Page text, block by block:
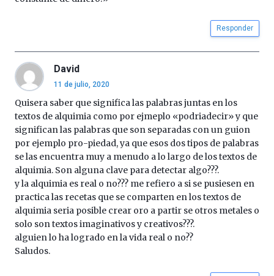
Responder
David
11 de julio, 2020
Quisera saber que significa las palabras juntas en los
textos de alquimia como por ejmeplo «podriadecir» y que
significan las palabras que son separadas con un guion
por ejemplo pro-piedad, ya que esos dos tipos de palabras
se las encuentra muy a menudo a lo largo de los textos de
alquimia. Son alguna clave para detectar algo???.
y la alquimia es real o no??? me refiero a si se pusiesen en
practica las recetas que se comparten en los textos de
alquimia seria posible crear oro a partir se otros metales o
solo son textos imaginativos y creativos???.
alguien lo ha logrado en la vida real o no??
Saludos.